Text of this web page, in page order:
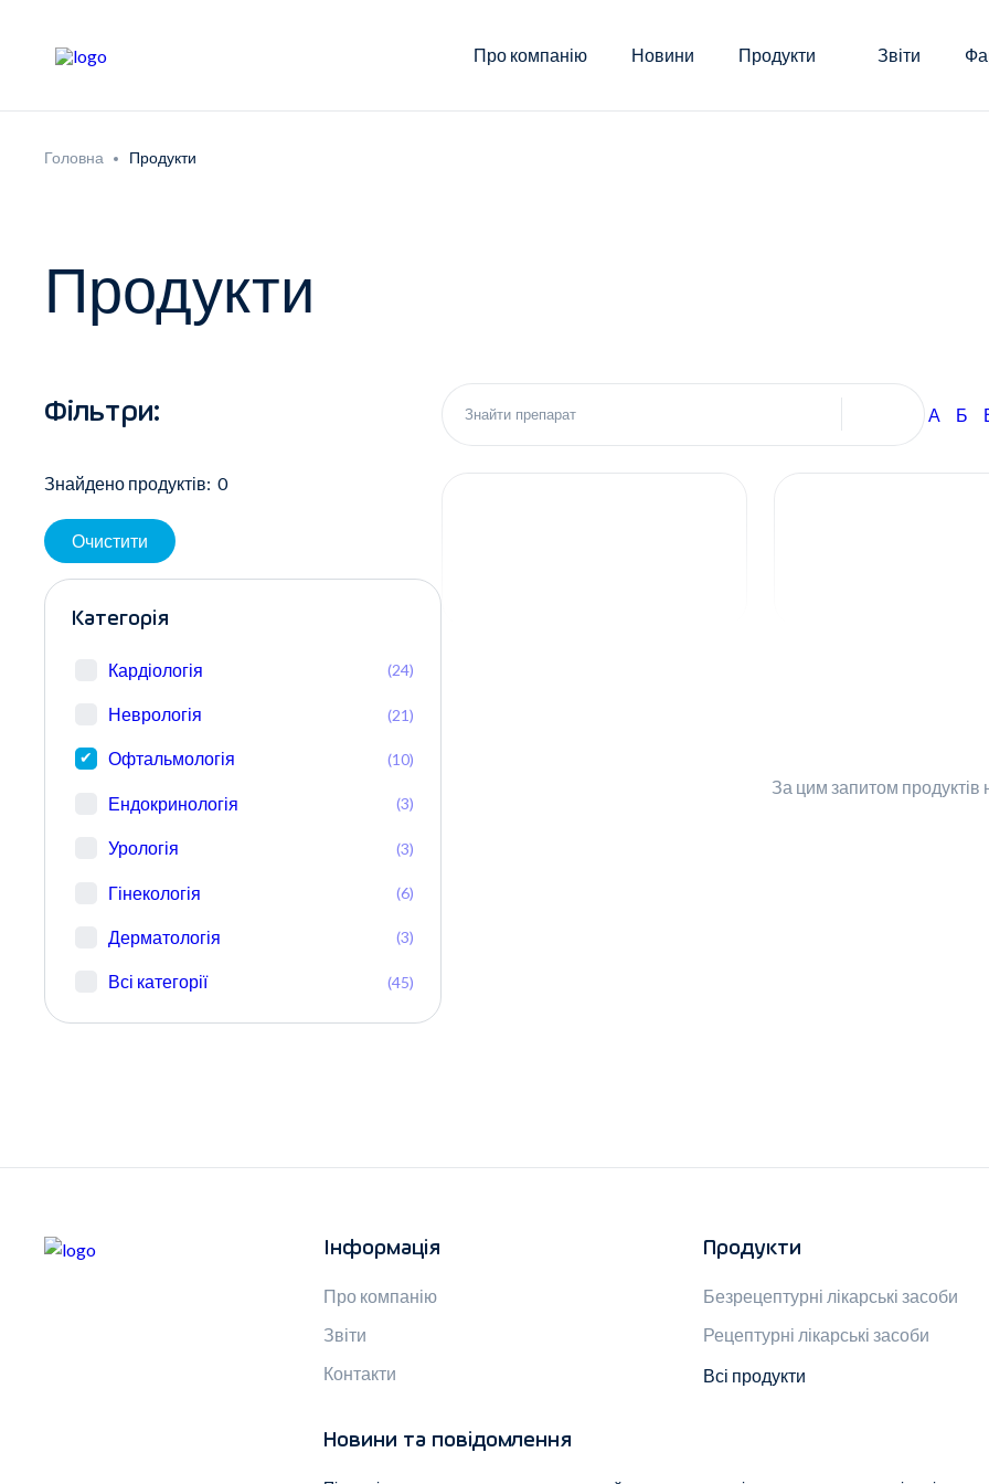
Про компанію Новини Продукти Звіти
Головна Продукти
Продукти
Фільтри:
Знайдено продуктів: 0
Очистити
Категорія
Кардіологія (24)
Неврологія (21)
Офтальмологія (10)
Ендокринологія (3)
Урологія (3)
Гінекологія (6)
Дерматологія (3)
Всі категорії (45)
А Б
За цим запитом
Інформація
Про компанію
Звіти
Контакти
Продукти
Безрецептурні лікарські засоби
Рецептурні лікарські засоби
Всі продукти
Новини та повідомлення